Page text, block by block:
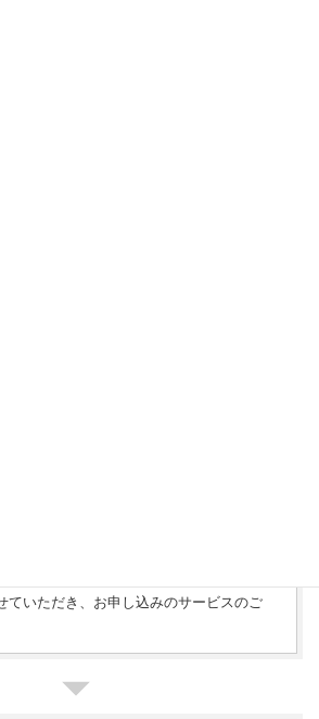
ていただき、お申し込みのサービスのご